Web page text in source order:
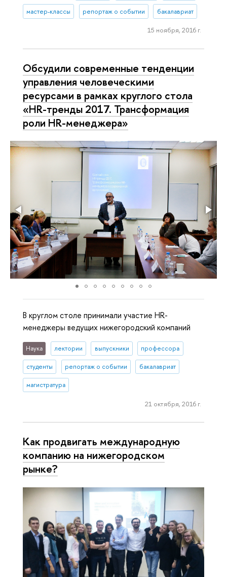
мастер-классы репортаж о событии бакалавриат
15 ноября, 2016 г.
Обсудили современные тенденции
управления человеческими
ресурсами в рамках круглого стола
«HR-тренды 2017. Трансформация
роли HR-менеджера»
В круглом столе принимали участие HR-
менеджеры ведущих нижегородский компаний
Наука лектории выпускники профессора
студенты репортаж о событии бакалавриат
магистратура
21 октября, 2016 г.
Как продвигать международную
компанию на нижегородском
рынке?